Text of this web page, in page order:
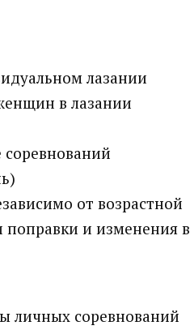
лазании
в лазании
от возрастной
и изменения в
личных соревнований